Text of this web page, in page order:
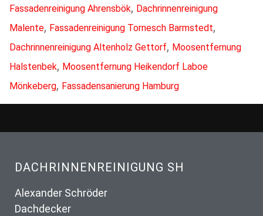
Fassadenreinigung Ahrensbök, Dachrinnenreinigung
Malente, Fassadenreinigung Tornesch Barmstedt,
Dachrinnenreinigung Altenholz Gettorf, Moosentfernung
Halstenbek, Moosentfernung Heikendorf Laboe
Mönkeberg, Fassadensanierung Hamburg
DACHRINNENREINIGUNG SH
Alexander Schröder
Dachdecker